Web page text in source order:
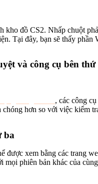
kho đồ CS2. Nhấp chuột
Tại đây, bạn sẽ thấy
và công cụ bên thứ
, các công
hơn so với việc kiểm
ba
được xem bằng các trang
mọi phiên bản khác của